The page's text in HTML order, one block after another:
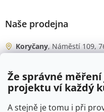
Že správné
projektu ví každý
A stejně je tomu i při
Naše prodejna
Koryčany, Náměstí 109,
Po - Čt
06:00 - 07:00
07:30 - 15:30
Pá
06:00 - 07:00